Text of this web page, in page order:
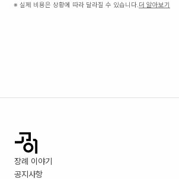
※ 실제 비용은 상황에 따라 달라질 수 있습니다.더 알아보기
장례 이야기
공지사항